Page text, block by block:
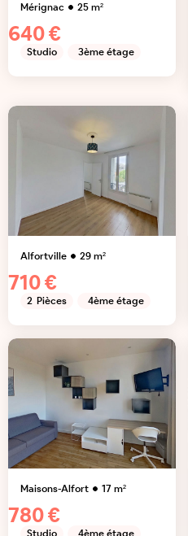
Mérignac 25m²
640 €
Studio 3ème étage
Alfortville 29m²
710 €
2 Pièces 4ème étage
Maisons-Alfort 17m²
780 €